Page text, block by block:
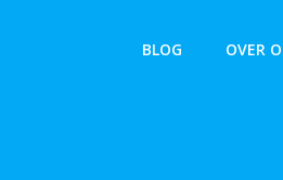
BLOG OVER